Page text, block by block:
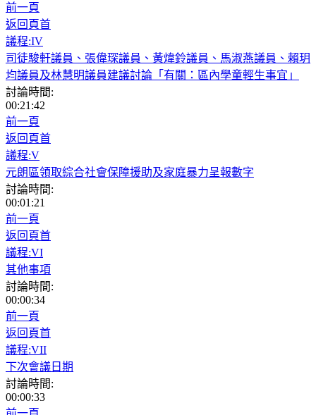
前一頁
返回頁首
議程:IV
司徒駿軒議員、張偉琛議員、黃煒鈴議員、馬淑燕議員、賴玥
均議員及林慧明議員建議討論「有關：區內學童輕生事宜」
討論時間:
00:21:42
前一頁
返回頁首
議程:V
元朗區領取綜合社會保障援助及家庭暴力呈報數字
討論時間:
00:01:21
前一頁
返回頁首
議程:VI
其他事項
討論時間:
00:00:34
前一頁
返回頁首
議程:VII
下次會議日期
討論時間:
00:00:33